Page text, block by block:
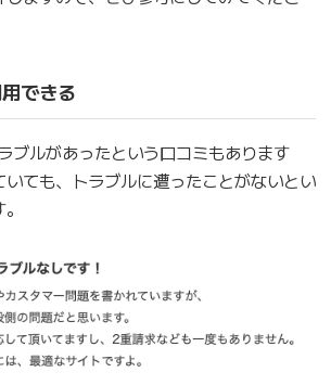
できる
ルがあったという口コミもあります
ても、トラブルに遭ったことがないとい